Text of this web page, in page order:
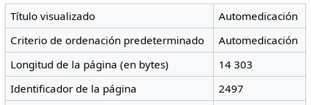
Título visualizado
Automedicación
Criterio de ordenación predeterminado
Automedicación
Longitud de la página (en bytes)
14 303
Identificador de la página
2497